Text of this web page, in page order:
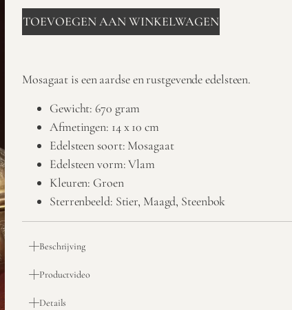
TOEVOEGEN AAN WINKELWAGEN
Mosagaat is een aardse en rustgevende edelsteen.
Gewicht: 670 gram
Afmetingen: 14 x 10 cm
Edelsteen soort: Mosagaat
Edelsteen vorm: Vlam
Kleuren: Groen
Sterrenbeeld: Stier, Maagd, Steenbok
Beschrijving
Productvideo
Details